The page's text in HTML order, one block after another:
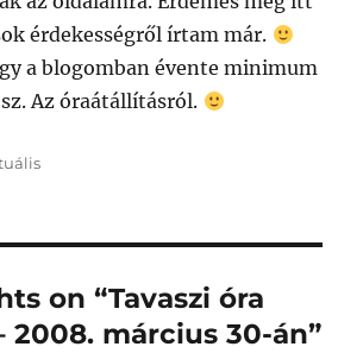
érdekességről írtam már.
a blogomban évente minimum
Az óraátállításról.
on “Tavaszi óra
2008. március 30-án”